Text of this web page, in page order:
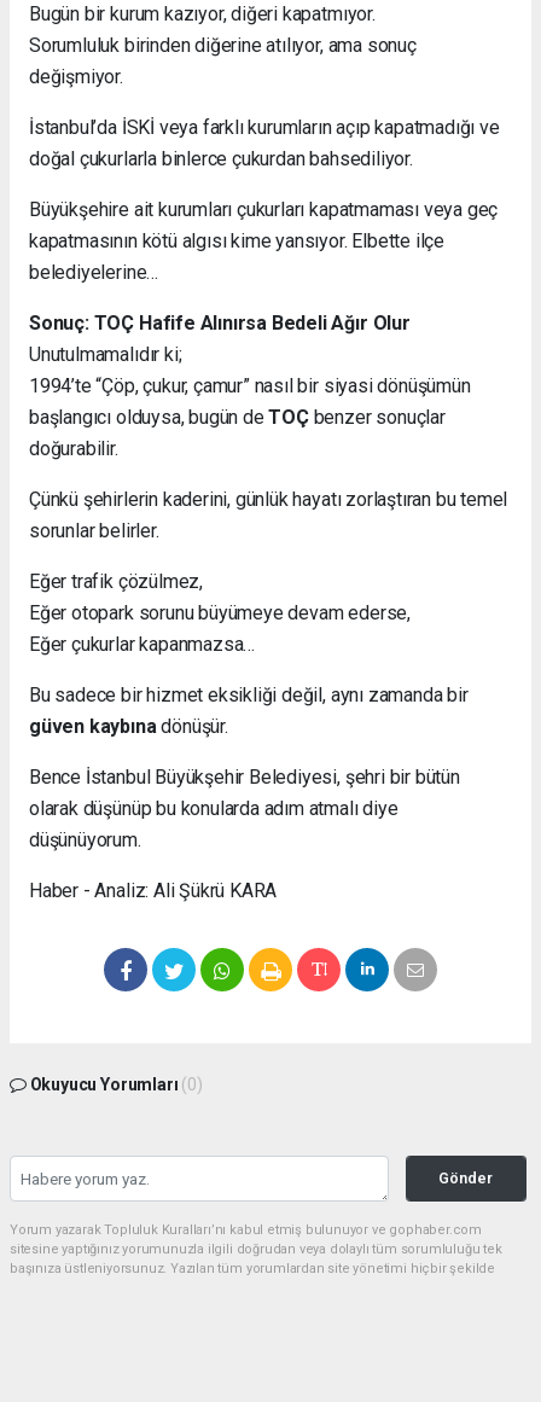
Bugün bir kurum kazıyor, diğeri kapatmıyor.
Sorumluluk birinden diğerine atılıyor, ama sonuç
değişmiyor.
İstanbul’da İSKİ veya farklı kurumların açıp kapatmadığı ve
doğal çukurlarla binlerce çukurdan bahsediliyor.
Büyükşehire ait kurumları çukurları kapatmaması veya geç
kapatmasının kötü algısı kime yansıyor. Elbette ilçe
belediyelerine…
Sonuç: TOÇ Hafife Alınırsa Bedeli Ağır Olur
Unutulmamalıdır ki;
1994’te “Çöp, çukur, çamur” nasıl bir siyasi dönüşümün
başlangıcı olduysa, bugün deTOÇbenzer sonuçlar
doğurabilir.
Çünkü şehirlerin kaderini, günlük hayatı zorlaştıran bu temel
sorunlar belirler.
Eğer trafik çözülmez,
Eğer otopark sorunu büyümeye devam ederse,
Eğer çukurlar kapanmazsa…
Bu sadece bir hizmet eksikliği değil, aynı zamanda bir
güven kaybına dönüşür.
Bence İstanbul Büyükşehir Belediyesi, şehri bir bütün
olarak düşünüp bu konularda adım atmalı diye
düşünüyorum.
Haber - Analiz: Ali Şükrü KARA
Okuyucu Yorumları (0)
Gönder
Yorum yazarak Topluluk Kuralları’nı kabul etmiş bulunuyor ve gophaber.com
sitesine yaptığınız yorumunuzla ilgili doğrudan veya dolaylı tüm sorumluluğu tek
başınıza üstleniyorsunuz. Yazılan tüm yorumlardan site yönetimi hiçbir şekilde